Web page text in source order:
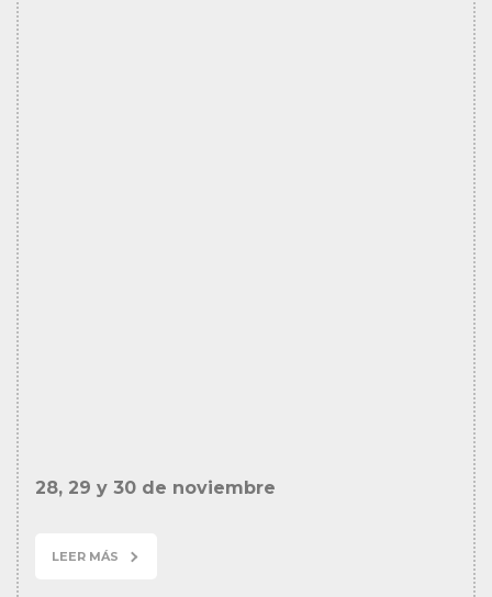
28, 29 y 30 de noviembre
LEER MÁS